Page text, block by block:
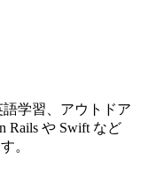
語学習、アウトドア
Rails や Swift など
。